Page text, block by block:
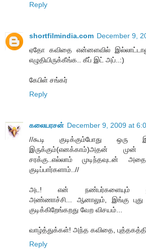
Reply
shortfilmindia.com December 9,
ஏதோ கவிதை என்னளவில்
எழுதியிருக்கீங்க.. கீப் இட் அப்..:)
கேபிள் சங்கர்
Reply
கலையரசன் December 9, 2009 at
//கூடி குடிக்கும்போது ஒரு
இருக்கும்(எனக்காம்)அதன்
சரக்கு..எல்லாம் முடிந்தவுடன்
குடிப்பார்களாம்..//
அட! என் நண்பர்களையும்
அண்ணாச்சி... ஆனாலும், இங்கு புது
குடிக்கிறேங்கறது வேற விசயம்...
வாழ்த்துக்கள்! அந்த கவிதை,
Reply